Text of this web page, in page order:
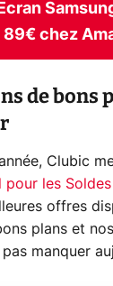
89€ chez
de bons
Clubic
les
offres
plans et
manquer